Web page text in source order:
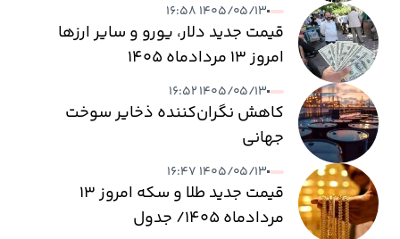
۱۴۰۵/۰۵/۱۳ ۱۶:۵۸
قیمت جدید دلار، یورو و سایر ارزها
امروز ۱۳ مردادماه ۱۴۰۵
۱۴۰۵/۰۵/۱۳ ۱۶:۵۲
کاهش نگران‌کننده ذخایر سوخت
جهانی
۱۴۰۵/۰۵/۱۳ ۱۶:۴۷
قیمت جدید طلا و سکه امروز ۱۳
مردادماه ۱۴۰۵/ جدول